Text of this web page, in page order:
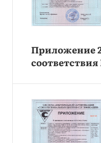
Приложение